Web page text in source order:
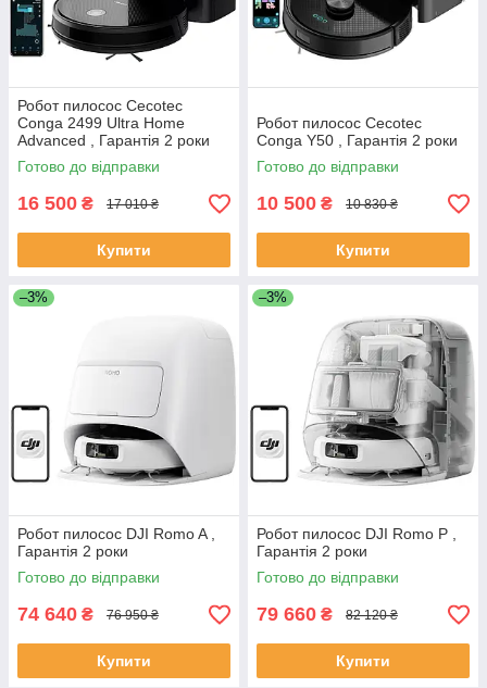
Робот пилосос Cecotec
Conga 2499 Ultra Home
Advanced , Гарантія 2 роки
Готово до відправки
16 500 ₴ 17 010 ₴
Купити
Робот пилосос Cecotec
Conga Y50 , Гарантія 2 роки
Готово до відправки
10 500 ₴ 10 830 ₴
Купити
–3%
Робот пилосос DJI Romo A ,
Гарантія 2 роки
Готово до відправки
74 640 ₴ 76 950 ₴
Купити
–3%
Робот пилосос DJI Romo P ,
Гарантія 2 роки
Готово до відправки
79 660 ₴ 82 120 ₴
Купити